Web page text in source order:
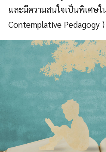
และมีความสนใจเป็นพิเศษ
Contemplative Pedagogy )